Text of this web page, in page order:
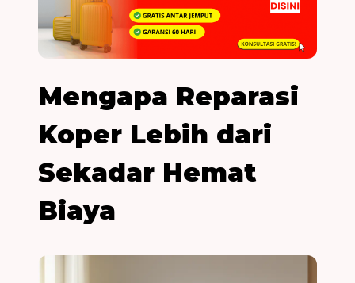
Mengapa Reparasi
Koper Lebih dari
Sekadar Hemat
Biaya